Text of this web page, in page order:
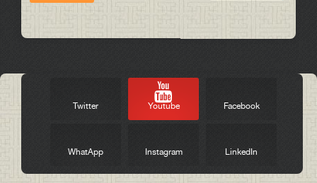
Facebook
Youtube
Twitter
LinkedIn
Instagram
WhatApp